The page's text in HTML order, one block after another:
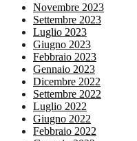
Novembre 2023
Settembre 2023
Luglio 2023
Giugno 2023
Febbraio 2023
Gennaio 2023
Dicembre 2022
Settembre 2022
Luglio 2022
Giugno 2022
Febbraio 2022